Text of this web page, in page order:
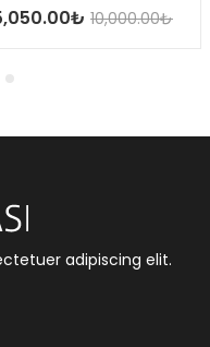
₺ 10,000.00₺
adipiscing elit.